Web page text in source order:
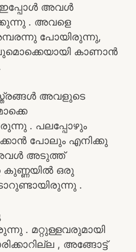
ഇപ്പോൾ അവൾ
. അവളെ
പോയിരുന്നു,
കാണാൻ
അവളുടെ
. പലപ്പോഴും
പോലും എനിക്കു
അവൾ അടുത്ത്
കുണ്ണയിൽ ഒരു
.
. മറ്റുള്ളവരുമായി
, അങ്ങോട്ട്